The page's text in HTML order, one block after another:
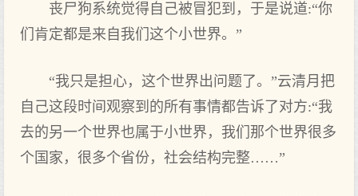
丧尸狗系统觉得自己被冒犯到，于是说道:“你
们肯定都是来自我们这个小世界。”
“我只是担心，这个世界出问题了。”云清月把
自己这段时间观察到的所有事情都告诉了对方:“我
去的另一个世界也属于小世界，我们那个世界很多
个国家，很多个省份，社会结构完整……”